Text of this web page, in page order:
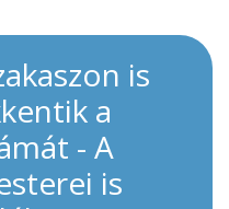
is
a
- A
is